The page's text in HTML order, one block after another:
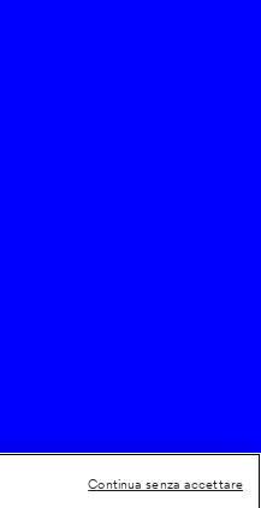
Continua senza accettare